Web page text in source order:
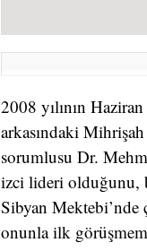
2008 yılının
arkasındaki
sorumlusu Dr.
izci lideri olduğunu,
Sibyan Mektebi’nde
onunla ilk